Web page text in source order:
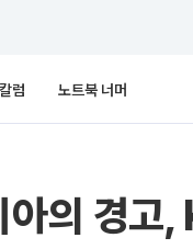
칼럼 노트북 너머
의 경고,